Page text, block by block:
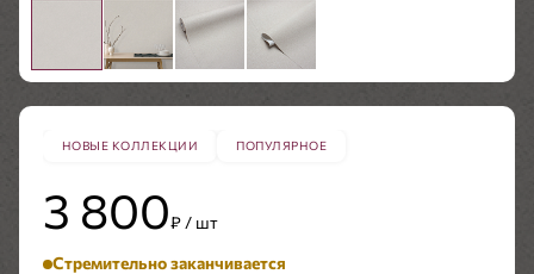
НОВЫЕ КОЛЛЕКЦИИ ПОПУЛЯРНОЕ
3 800₽ / шт
Стремительно заканчивается